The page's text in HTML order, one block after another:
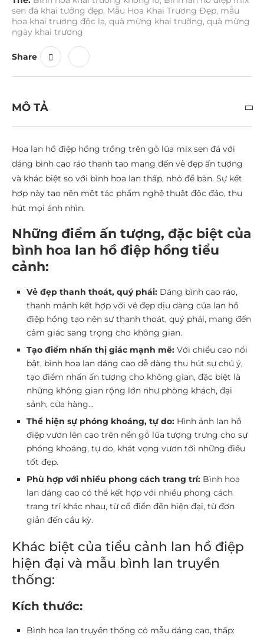
sen đá khai tưởng đẹp, Mẫu Hoa Khai Trương Đẹp, mẫu
hoa khai trương độc lạ, quà mừng khai trường, quà mừng
ngày khai trương
Share
MÔ TẢ
Hoa lan hồ điệp hồng trồng trên gỗ lũa mix sen đá với
dáng bình cao ráo thanh tao mang đến vẻ đẹp ấn tượng
và khác biệt so với bình hoa lan thấp, nhỏ để bàn. Sự kết
hợp này tạo nên một tác phẩm nghệ thuật độc đáo, thu
hút mọi ánh nhìn.
Những điểm ấn tượng, đặc biệt của
bình hoa lan hồ điệp hồng tiểu
cảnh:
Vẻ đẹp thanh thoát, quý phái: Dáng bình cao ráo,
thanh mảnh kết hợp với vẻ đẹp dịu dàng của lan hồ
điệp hồng tạo nên sự thanh thoát, quý phái, mang đến
cảm giác sang trọng cho không gian.
Tạo điểm nhấn thị giác mạnh mẽ: Với chiều cao nổi
bật, bình hoa lan dáng cao dễ dàng thu hút sự chú ý,
tạo điểm nhấn ấn tượng cho không gian, đặc biệt là
những không gian rộng lớn như phòng khách, đại
sảnh, cửa hàng…
Thể hiện sự phóng khoáng, tự do: Hình ảnh lan hồ
điệp vươn lên cao trên nền gỗ lũa tượng trưng cho sự
phóng khoáng, tự do, khát vọng vươn tới những điều
tốt đẹp.
Phù hợp với nhiều phong cách trang trí: Bình hoa
lan dáng cao có thể kết hợp với nhiều phong cách
trang trí khác nhau, từ cổ điển đến hiện đại, từ đơn
giản đến cầu kỳ.
Khác biệt của tiểu cảnh lan hồ điệp
hiện đại và mẫu bình lan truyền
thống:
Kích thước:
Bình hoa lan truyền thống có mẫu dáng cao, thấp: